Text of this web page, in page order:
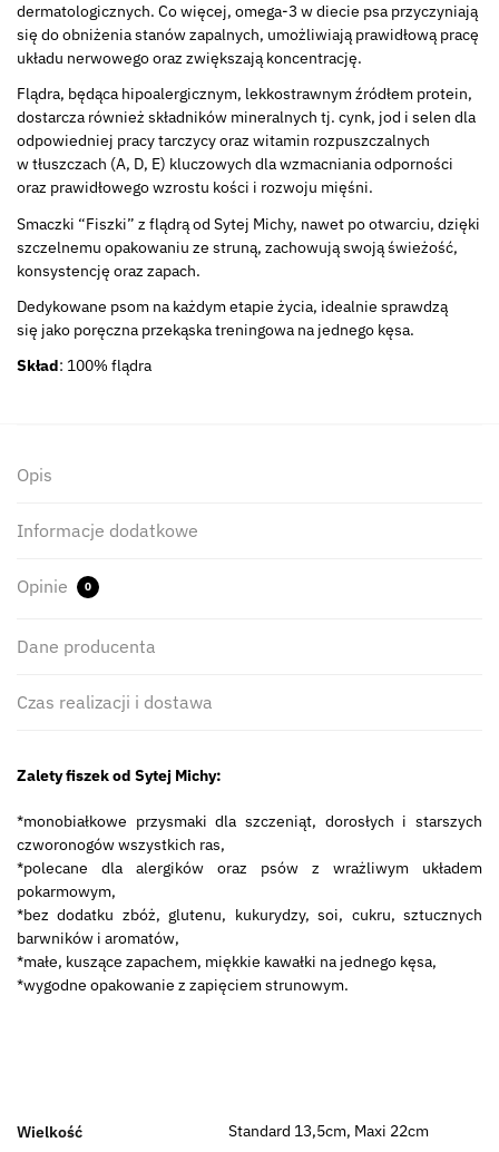
dermatologicznych. Co więcej, omega-3 w diecie psa przyczyniają
się do obniżenia stanów zapalnych, umożliwiają prawidłową pracę
układu nerwowego oraz zwiększają koncentrację.
Flądra, będąca hipoalergicznym, lekkostrawnym źródłem protein,
dostarcza również składników mineralnych tj. cynk, jod i selen dla
odpowiedniej pracy tarczycy oraz witamin rozpuszczalnych
w tłuszczach (A, D, E) kluczowych dla wzmacniania odporności
oraz prawidłowego wzrostu kości i rozwoju mięśni.
Smaczki “Fiszki” z flądrą od Sytej Michy, nawet po otwarciu, dzięki
szczelnemu opakowaniu ze struną, zachowują swoją świeżość,
konsystencję oraz zapach.
Dedykowane psom na każdym etapie życia, idealnie sprawdzą
się jako poręczna przekąska treningowa na jednego kęsa.
Skład: 100% flądra
Opis
Informacje dodatkowe
Opinie 0
Dane producenta
Czas realizacji i dostawa
Zalety fiszek od Sytej Michy:
*monobiałkowe przysmaki dla szczeniąt, dorosłych i starszych
czworonogów wszystkich ras,
*polecane dla alergików oraz psów z wrażliwym układem
pokarmowym,
*bez dodatku zbóż, glutenu, kukurydzy, soi, cukru, sztucznych
barwników i aromatów,
*małe, kuszące zapachem, miękkie kawałki na jednego kęsa,
*wygodne opakowanie z zapięciem strunowym.
Wielkość Standard 13,5cm, Maxi 22cm